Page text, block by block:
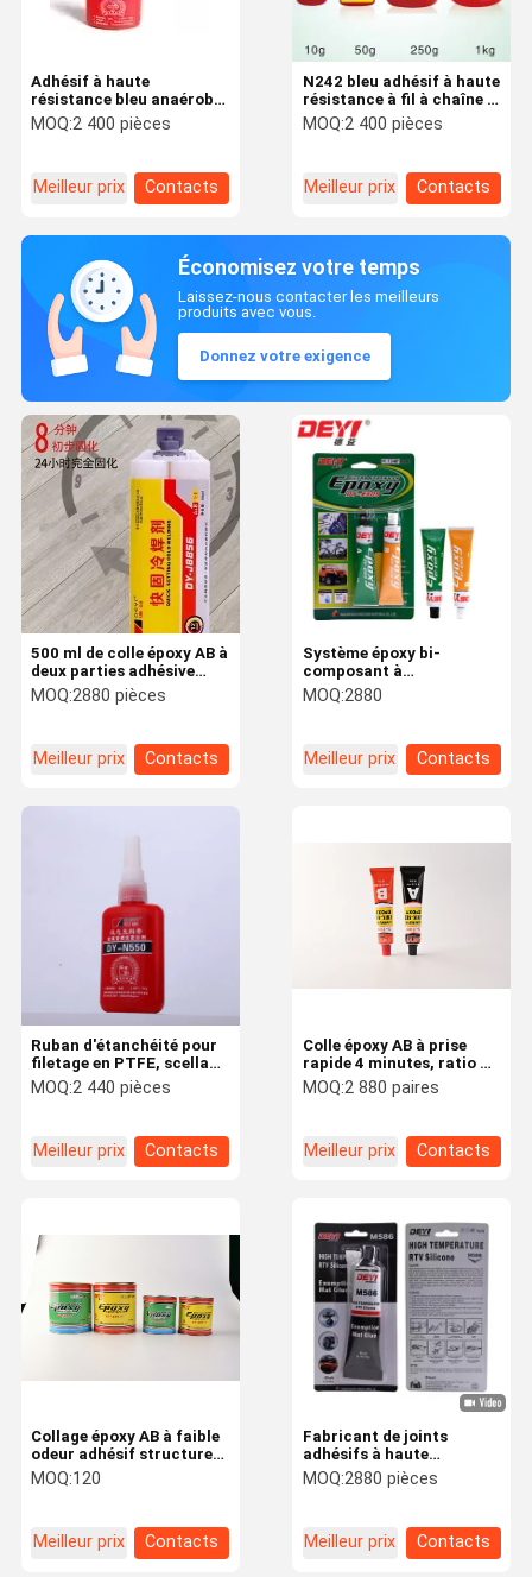
À Propos De
Visite De
Contrôle De
Nouvelles
Adhésif à haute
résistance bleu anaérobie
à fil d'adhésif à
durcissement rapide pour
MOQ:2 400 pièces
Meilleur prix Contacts
N242 bleu adhésif à haute
résistance à fil à chaîne à
durcissement rapide pour
les vis et les écrous
MOQ:2 400 pièces
Meilleur prix Contacts
Économisez votre temps
Laissez-nous contacter les meilleurs
produits avec vous.
Donnez votre exigence
Système époxy bi-
composant à
durcissement en 90
minutes, adhésif à haute
cisaillement pour la
réparation industrielle
MOQ:2880
Meilleur prix Contacts
500 ml de colle époxy AB à
deux parties adhésive
structurelle à haute
résistance à
la réparation industrielle
des métaux
MOQ:2880 pièces
Meilleur prix Contacts
Colle époxy AB à prise
rapide 4 minutes, ratio de
mélange 1:1, adhésif à
haute résistance au
réparations industrielles
de métaux
MOQ:2 880 paires
Meilleur prix Contacts
Ruban d'étanchéité pour
filetage en PTFE, scellant
imperméable haute
température pour tuyaux
MOQ:2 440 pièces
Meilleur prix Contacts
Fabricant de joints
adhésifs à haute
température pour
équipement industriel
MOQ:2880 pièces
Meilleur prix Contacts
Collage époxy AB à faible
odeur adhésif structurel
pour les applications
industrielles
MOQ:120
Meilleur prix Contacts